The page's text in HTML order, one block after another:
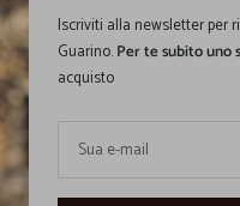
Iscriviti alla newsletter per
Guarino.Per te subito uno
acquisto
Sua e-mail